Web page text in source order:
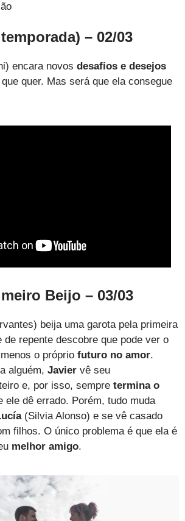
– 02/03
encara novos desafios e desejos
quer. Mas será que ela consegue
Beijo – 03/03
beija uma garota pela primeira
de repente descobre que pode ver o
o próprio futuro no amor.
alguém, Javier vê seu
e, por isso, sempre termina o
ele dê errado. Porém, tudo muda
(Silvia Alonso) e se vê casado
filhos. O único problema é que ela é
melhor amigo.